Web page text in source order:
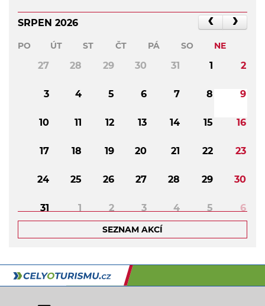
SRPEN 2026
PO ÚT ST ČT PÁ SO NE
27 28 29 30 31 1 2
3 4 5 6 7 8 9
10 11 12 13 14 15 16
17 18 19 20 21 22 23
24 25 26 27 28 29 30
31 1 2 3 4 5 6
SEZNAM AKCÍ